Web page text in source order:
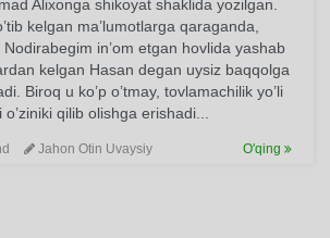
Alixonga shikoyat shaklida yozilgan.
kelgan ma’lumotlarga qaraganda,
Nodirabegim in’om etgan hovlida yashab
kelgan Hasan degan uysiz baqqolga
Biroq u ko’p o’tmay, tovlamachilik yo’li
qilib olishga erishadi...
Jahon Otin Uvaysiy O'qing